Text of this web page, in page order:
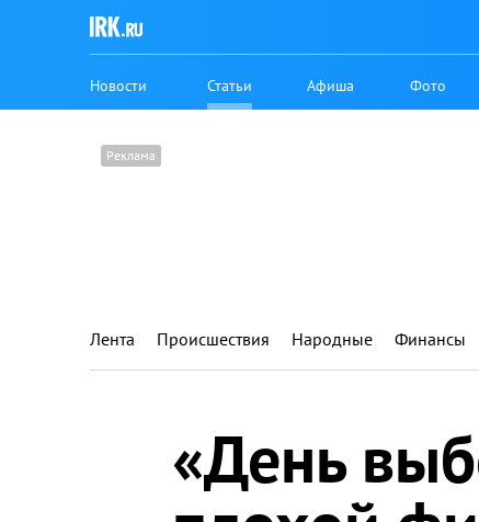
Новости Статьи Афиша Фото
Лента Происшествия Народные Финансы
«День